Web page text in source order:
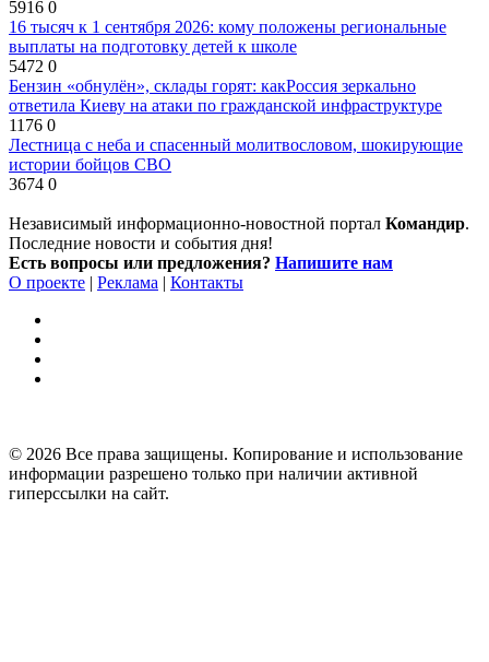
5916 0
16 тысяч к 1 сентября 2026: кому положены региональные
выплаты на подготовку детей к школе
5472 0
Бензин «обнулён», склады горят: какРоссия зеркально
ответила Киеву на атаки по гражданской инфраструктуре
1176 0
Лестница с неба и спасенный молитвословом, шокирующие
истории бойцов СВО
3674 0
Независимый информационно-новостной портал Командир.
Последние новости и события дня!
Есть вопросы или предложения? Напишите нам
О проекте | Реклама | Контакты
© 2026 Все права защищены. Копирование и использование
информации разрешено только при наличии активной
гиперссылки на сайт.